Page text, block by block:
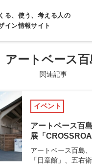
る、使う、考える人の
イン情報サイト
ュー
アートベース百
関連記事
イベント
アートベース百
展「
アートベース百島
「日章館」、五右